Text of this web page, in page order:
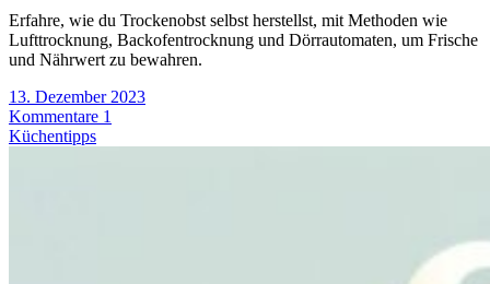
Erfahre, wie du Trockenobst selbst herstellst, mit Methoden wie
Lufttrocknung, Backofentrocknung und Dörrautomaten, um Frische
und Nährwert zu bewahren.
13. Dezember 2023
Kommentare 1
Küchentipps